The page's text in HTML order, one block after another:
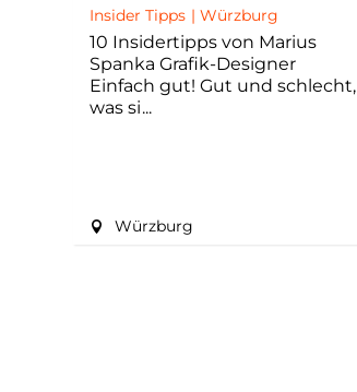
Insider Tipps |Würzburg
10 Insidertipps von Marius
Spanka Grafik-Designer
Einfach gut! Gut und schlecht,
was si
Würzburg